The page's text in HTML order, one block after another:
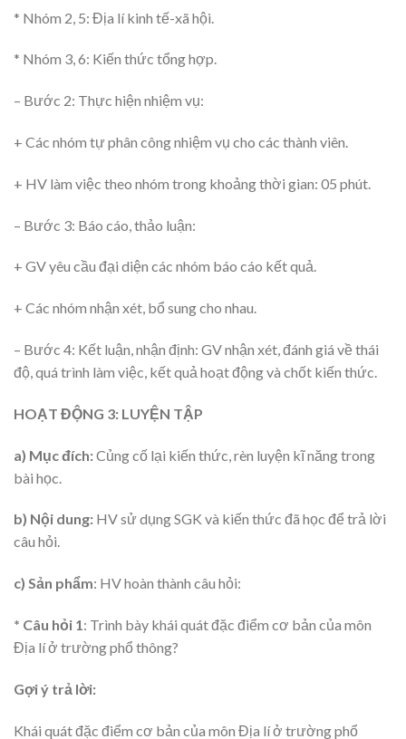
* Nhóm 2, 5: Địa lí kinh tế-xã hội.
* Nhóm 3, 6: Kiến thức tổng hợp.
– Bước 2: Thực hiện nhiệm vụ:
+ Các nhóm tự phân công nhiệm vụ cho các thành viên.
+ HV làm việc theo nhóm trong khoảng thời gian: 05 phút.
– Bước 3: Báo cáo, thảo luận:
+ GV yêu cầu đại diện các nhóm báo cáo kết quả.
+ Các nhóm nhận xét, bổ sung cho nhau.
– Bước 4: Kết luận, nhận định: GV nhận xét, đánh giá về thái
độ, quá trình làm việc, kết quả hoạt động và chốt kiến thức.
HOẠT ĐỘNG 3: LUYỆN TẬP
a) Mục đích:Củng cố lại kiến thức, rèn luyện kĩ năng trong
bài học.
b) Nội dung: HV sử dụng SGK và kiến thức đã học để trả lời
câu hỏi.
c) Sản phẩm: HV hoàn thành câu hỏi:
* Câu hỏi 1: Trình bày khái quát đặc điểm cơ bản của môn
Địa lí ở trường phổ thông?
Gợi ý trả lời:
Khái quát đặc điểm cơ bản của môn Địa lí ở trường phổ